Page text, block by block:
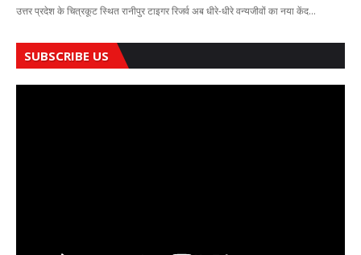
उत्तर प्रदेश के चित्रकूट स्थित रानीपुर टाइगर रिजर्व अब धीरे-धीरे वन्यजीवों का नया केंद…
SUBSCRIBE US